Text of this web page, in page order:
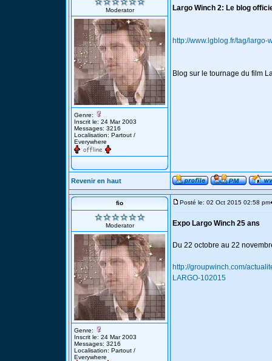
Moderator
Genre:
Inscrit le: 24 Mar 2003
Messages: 3216
Localisation: Partout /
Everywhere
Largo Winch 2: Le blog
http://www.lgblog.fr/tag/largo-
Blog sur le tournage du film
Revenir en haut
fio
Moderator
Genre:
Inscrit le: 24 Mar 2003
Messages: 3216
Localisation: Partout /
Everywhere
Posté le: 02 Oct 2015 02:58 pm
Expo Largo Winch 25 ans
Du 22 octobre au 22
http://groupwinch.com/
LARGO-102015